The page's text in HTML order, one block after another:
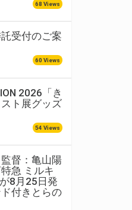
68 Views
受付のご案
60 Views
2026「き
ト展グッズ
54 Views
督：亀山陽
急 ミルキ
8月25日発
付きとらの